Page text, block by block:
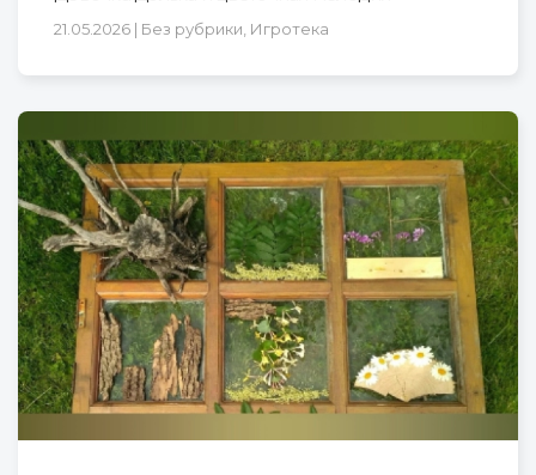
21.05.2026 | Без рубрики, Игротека